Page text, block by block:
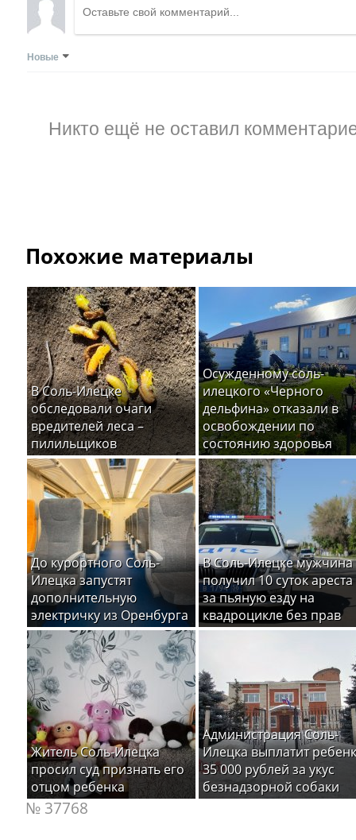
Новые
Никто ещё не оставил
Похожие материалы
В Соль-Илецке
обследовали очаги
вредителей леса –
пилильщиков
Осужденному соль-
илецкого «Черного
дельфина» отказали в
освобождении по
состоянию здоровья
До курортного Соль-
Илецка запустят
дополнительную
электричку из Оренбурга
В Соль-Илецке мужчина
получил 10 суток ареста
за пьяную езду на
квадроцикле без прав
Житель Соль-Илецка
просил суд признать его
отцом ребенка
Администрация Соль-
Илецка выплатит
35 000 рублей за укус
безнадзорной собаки
№ 37768